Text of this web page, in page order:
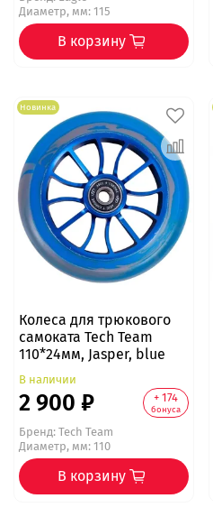
Диаметр, мм: 115
В корзину
Новинка
Колеса для трюкового
самоката Tech Team
110*24мм, Jasper, blue
В наличии
2 900 ₽ + 174
бонуса
Бренд:Tech Team
Диаметр, мм: 110
В корзину